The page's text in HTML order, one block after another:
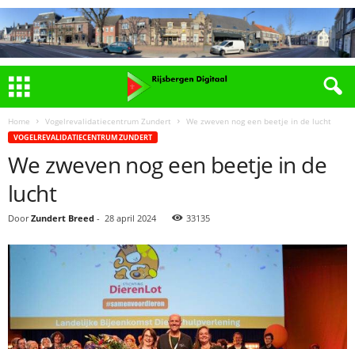
Home Vogelrevalidatiecentrum Zundert We zweven nog een beetje in de lucht
VOGELREVALIDATIECENTRUM ZUNDERT
We zweven nog een beetje in de
lucht
Door Zundert Breed - 28 april 2024 33135